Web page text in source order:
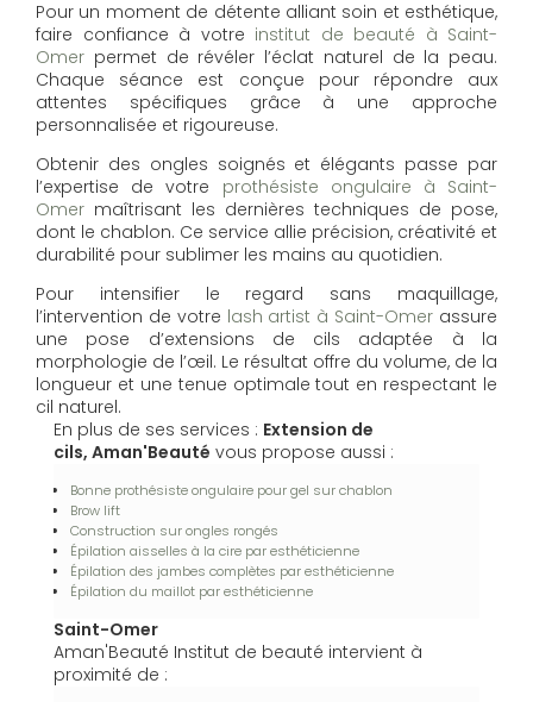
Pour un moment de détente alliant soin et esthétique,
faire confiance à votre institut de beauté à Saint-
Omer permet de révéler l’éclat naturel de la peau.
Chaque séance est conçue pour répondre aux
attentes spécifiques grâce à une approche
personnalisée et rigoureuse.
Obtenir des ongles soignés et élégants passe par
l’expertise de votre prothésiste ongulaire à Saint-
Omer maîtrisant les dernières techniques de pose,
dont le chablon. Ce service allie précision, créativité et
durabilité pour sublimer les mains au quotidien.
Pour intensifier le regard sans maquillage,
l’intervention de votre lash artist à Saint-Omer assure
une pose d’extensions de cils adaptée à la
morphologie de l’œil. Le résultat offre du volume, de la
longueur et une tenue optimale tout en respectant le
cil naturel.
En plus de ses services : Extension de
cils, Aman'Beauté vous propose aussi :
Bonne prothésiste ongulaire pour gel sur chablon
Brow lift
Construction sur ongles rongés
Épilation aisselles à la cire par esthéticienne
Épilation des jambes complètes par esthéticienne
Épilation du maillot par esthéticienne
Saint-Omer
Aman'Beauté Institut de beauté intervient à
proximité de :